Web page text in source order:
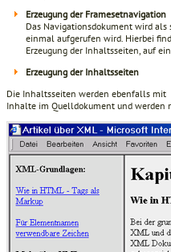
Erzeugung der Framesetnavigation
Das Navigationsdokument wird
einmal aufgerufen wird. Hierbei
Erzeugung der Inhaltsseiten, auf
Erzeugung der Inhaltsseiten
Die Inhaltsseiten werden ebenfalls mit
Inhalte im Quelldokument und werden